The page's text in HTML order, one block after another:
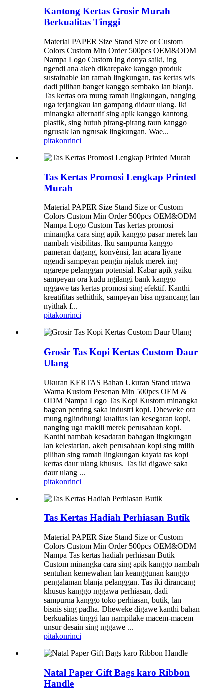
Kantong Kertas Grosir Murah
Berkualitas Tinggi
Material PAPER Size Stand Size or Custom
Colors Custom Min Order 500pcs OEM&ODM
Nampa Logo Custom Ing donya saiki, ing
ngendi ana akeh dikarepake kanggo produk
sustainable lan ramah lingkungan, tas kertas wis
dadi pilihan banget kanggo sembako lan blanja.
Tas kertas ora mung ramah lingkungan, nanging
uga terjangkau lan gampang didaur ulang. Iki
minangka alternatif sing apik kanggo kantong
plastik, sing butuh pirang-pirang taun kanggo
ngrusak lan ngrusak lingkungan. Wae...
pitakonrinci
Tas Kertas Promosi Lengkap Printed
Murah
Material PAPER Size Stand Size or Custom
Colors Custom Min Order 500pcs OEM&ODM
Nampa Logo Custom Tas kertas promosi
minangka cara sing apik kanggo pasar merek lan
nambah visibilitas. Iku sampurna kanggo
pameran dagang, konvènsi, lan acara liyane
ngendi sampeyan pengin njaluk merek ing
ngarepe pelanggan potensial. Kabar apik yaiku
sampeyan ora kudu ngilangi bank kanggo
nggawe tas kertas promosi sing efektif. Kanthi
kreatifitas sethithik, sampeyan bisa ngrancang lan
nyithak f...
pitakonrinci
Grosir Tas Kopi Kertas Custom Daur
Ulang
Ukuran KERTAS Bahan Ukuran Stand utawa
Warna Kustom Pesenan Min 500pcs OEM &
ODM Nampa Logo Tas Kopi Kustom minangka
bagean penting saka industri kopi. Dheweke ora
mung nglindhungi kualitas lan kesegaran kopi,
nanging uga makili merek perusahaan kopi.
Kanthi nambah kesadaran babagan lingkungan
lan kelestarian, akeh perusahaan kopi sing milih
pilihan sing ramah lingkungan kayata tas kopi
kertas daur ulang khusus. Tas iki digawe saka
daur ulang ...
pitakonrinci
Tas Kertas Hadiah Perhiasan Butik
Material PAPER Size Stand Size or Custom
Colors Custom Min Order 500pcs OEM&ODM
Nampa Tas kertas hadiah perhiasan Butik
Custom minangka cara sing apik kanggo nambah
sentuhan kemewahan lan keanggunan kanggo
pengalaman blanja pelanggan. Tas iki dirancang
khusus kanggo nggawa perhiasan, dadi
sampurna kanggo toko perhiasan, butik, lan
bisnis sing padha. Dheweke digawe kanthi bahan
berkualitas tinggi lan nampilake macem-macem
unsur desain sing nggawe ...
pitakonrinci
Natal Paper Gift Bags karo Ribbon
Handle